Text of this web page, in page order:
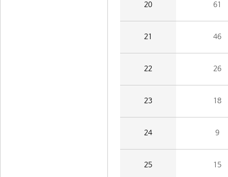
20 61
21 46
22 26
23 18
24 9
25 15